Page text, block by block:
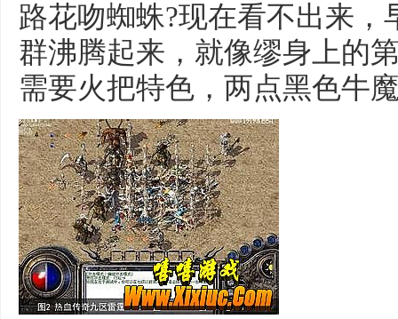
路花吻蜘蛛?现在看不出来
群沸腾起来，就像缪身上的
需要火把特色，两点黑色牛